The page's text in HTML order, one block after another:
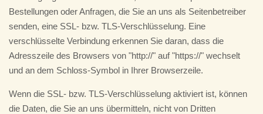
Bestellungen oder Anfragen, die Sie an uns als Seitenbetreiber
senden, eine SSL- bzw. TLS-Verschlüsselung. Eine
verschlüsselte Verbindung erkennen Sie daran, dass die
Adresszeile des Browsers von "http://" auf "https://" wechselt
und an dem Schloss-Symbol in Ihrer Browserzeile.
Wenn die SSL- bzw. TLS-Verschlüsselung aktiviert ist, können
die Daten, die Sie an uns übermitteln, nicht von Dritten